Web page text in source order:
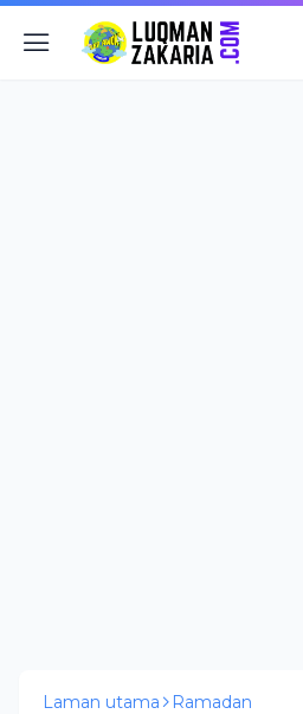
Laman utama Ramadan